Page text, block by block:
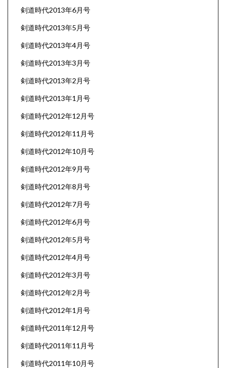
剣道時代2013年6月号
剣道時代2013年5月号
剣道時代2013年4月号
剣道時代2013年3月号
剣道時代2013年2月号
剣道時代2013年1月号
剣道時代2012年12月号
剣道時代2012年11月号
剣道時代2012年10月号
剣道時代2012年9月号
剣道時代2012年8月号
剣道時代2012年7月号
剣道時代2012年6月号
剣道時代2012年5月号
剣道時代2012年4月号
剣道時代2012年3月号
剣道時代2012年2月号
剣道時代2012年1月号
剣道時代2011年12月号
剣道時代2011年11月号
剣道時代2011年10月号